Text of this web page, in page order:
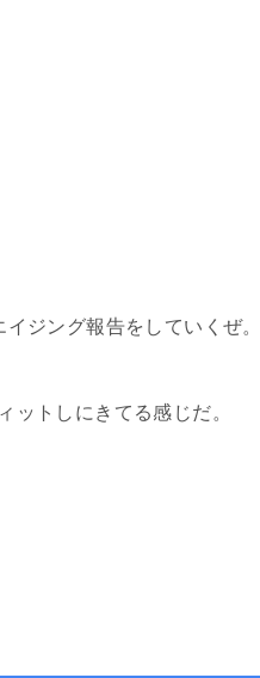
ジング報告をしていくぜ。
ットしにきてる感じだ。